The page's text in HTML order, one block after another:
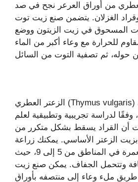
من أوراق العرعر نجح في صد
وقراد الغزلان. يتضمن صنع زيت توت
المسحوق في زيت الزيتون ووضع
للحرارة مع وعاء أكبر من الماء
الزعتر العطري (Thymus vulgaris) له رائحة يبدو أن
وفقًا لدراسة تجريبية وتطبيقية لعلم
أن القراد يسقط بشكل متكرر من
بزيت الزعتر الأساسي. يمكنك زراعة
هذه النباتات المعمرة في المناطق من 5 إلى 9، حيث
وتتحمل الجفاف. يمكن صنع زيت
طريق ملء وعاء إلى منتصفه بأوراق